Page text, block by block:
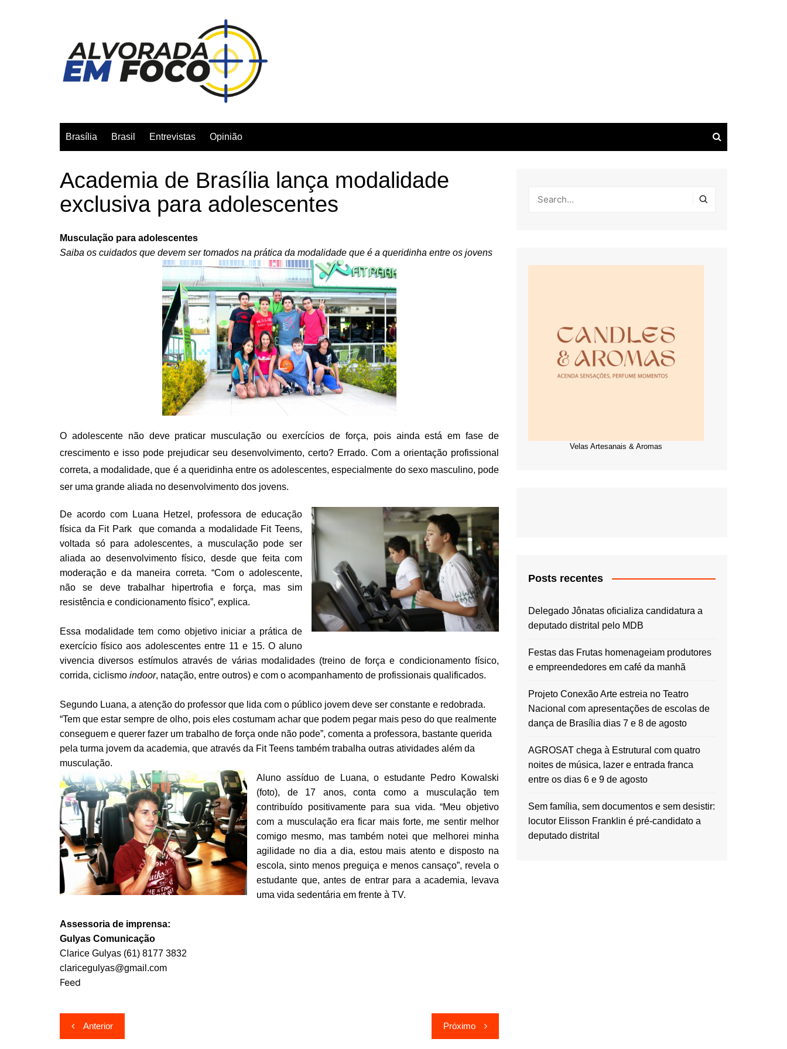
Brasília Brasil Entrevistas Opinião
Academia de Brasília lança modalidade
exclusiva para adolescentes
Musculação para adolescentes
Saiba os cuidados que devem ser tomados na prática da modalidade que é a queridinha entre os jovens
O adolescente não deve praticar musculação ou exercícios de força, pois ainda está em fase de
crescimento e isso pode prejudicar seu desenvolvimento, certo? Errado. Com a orientação profissional
correta, a modalidade, que é a queridinha entre os adolescentes, especialmente do sexo masculino, pode
ser uma grande aliada no desenvolvimento dos jovens.
De acordo com Luana Hetzel, professora de educação
física da Fit Park que comanda a modalidade Fit Teens,
voltada só para adolescentes, a musculação pode ser
aliada ao desenvolvimento físico, desde que feita com
moderação e da maneira correta. “Com o adolescente,
não se deve trabalhar hipertrofia e força, mas sim
resistência e condicionamento físico”, explica.
Essa modalidade tem como objetivo iniciar a prática de
exercício físico aos adolescentes entre 11 e 15. O aluno
vivencia diversos estímulos através de várias modalidades (treino de força e condicionamento físico,
corrida, ciclismo indoor, natação, entre outros) e com o acompanhamento de profissionais qualificados.
Segundo Luana, a atenção do professor que lida com o público jovem deve ser constante e redobrada.
“Tem que estar sempre de olho, pois eles costumam achar que podem pegar mais peso do que realmente
conseguem e querer fazer um trabalho de força onde não pode”, comenta a professora, bastante querida
pela turma jovem da academia, que através da Fit Teens também trabalha outras atividades além da
musculação.
Aluno assíduo de Luana, o estudante Pedro Kowalski
(foto), de 17 anos, conta como a musculação tem
contribuído positivamente para sua vida. “Meu objetivo
com a musculação era ficar mais forte, me sentir melhor
comigo mesmo, mas também notei que melhorei minha
agilidade no dia a dia, estou mais atento e disposto na
escola, sinto menos preguiça e menos cansaço”, revela o
estudante que, antes de entrar para a academia, levava
uma vida sedentária em frente à TV.
Assessoria de imprensa:
Gulyas Comunicação
Clarice Gulyas (61) 8177 3832
claricegulyas@gmail.com
Feed
Navegação
Anterior Próximo
Velas Artesanais & Aromas
Posts recentes
Delegado Jônatas oficializa candidatura a
deputado distrital pelo MDB
Festas das Frutas homenageiam produtores
e empreendedores em café da manhã
Projeto Conexão Arte estreia no Teatro
Nacional com apresentações de escolas de
dança de Brasília dias 7 e 8 de agosto
AGROSAT chega à Estrutural com quatro
noites de música, lazer e entrada franca
entre os dias 6 e 9 de agosto
Sem família, sem documentos e sem desistir:
locutor Elisson Franklin é pré-candidato a
deputado distrital